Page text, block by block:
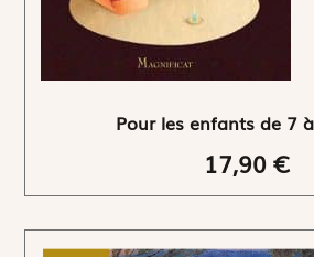
Pour les enfants de 7
17,90 €